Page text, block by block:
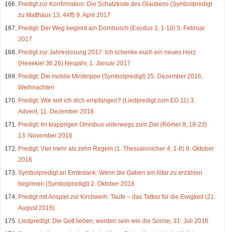
Predigt zur Konfirmation: Die Schatzkiste des Glaubens (Symbolpredigt
zu Matthäus 13, 44ff) 9. April 2017
Predigt: Der Weg beginnt am Dornbusch (Exodus 3, 1-10) 5. Februar
2017
Predigt zur Jahreslosung 2017: Ich schenke euch ein neues Herz
(Hesekiel 36,26) Neujahr, 1. Januar 2017
Predigt: Die mobile Minikrippe (Symbolpredigt) 25. Dezember 2016,
Weihnachten
Predigt: Wie soll ich dich empfangen? (Liedpredigt zum EG 11) 3.
Advent, 11. Dezember 2016
Predigt: Im klapprigen Omnibus unterwegs zum Ziel (Römer 8, 18-23)
13. November 2016
Predigt: Viel mehr als zehn Regeln (1. Thessalonicher 4, 1-8) 9. Oktober
2016
Symbolpredigt an Erntedank: Wenn die Gaben am Altar zu erzählen
beginnen (Symbolpredigt) 2. Oktober 2016
Predigt mit Anspiel zur Kirchweih: Taufe – das Tattoo für die Ewigkeit (21.
August 2016)
Liedpredigt: Die Gott lieben, werden sein wie die Sonne, 31. Juli 2016